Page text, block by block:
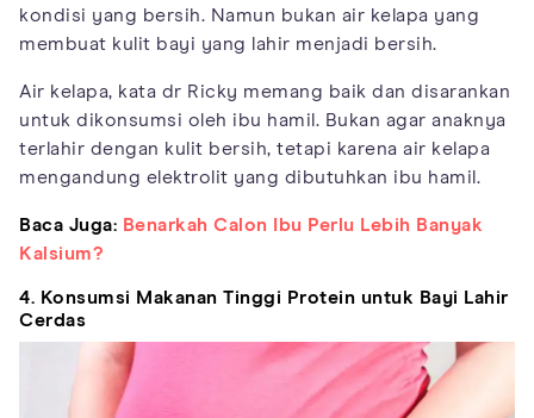
kondisi yang bersih. Namun bukan air kelapa yang
membuat kulit bayi yang lahir menjadi bersih.
Air kelapa, kata dr Ricky memang baik dan disarankan
untuk dikonsumsi oleh ibu hamil. Bukan agar anaknya
terlahir dengan kulit bersih, tetapi karena air kelapa
mengandung elektrolit yang dibutuhkan ibu hamil.
Baca Juga: Benarkah Calon Ibu Perlu Lebih Banyak
Kalsium?
4. Konsumsi Makanan Tinggi Protein untuk Bayi Lahir
Cerdas